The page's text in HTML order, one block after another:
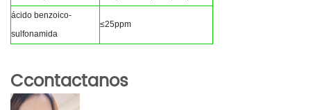
ácido benzoico-
sulfonamida
≤25ppm
Ccontactanos